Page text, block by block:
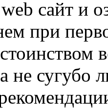
сайт и
при
не сугубо